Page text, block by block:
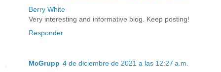
Berry White
Very interesting and informative blog. Keep posting!
Responder
McGrupp 4 de diciembre de 2021 a las 12:27 a.m.